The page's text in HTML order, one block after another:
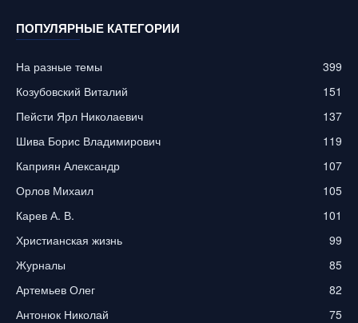
ПОПУЛЯРНЫЕ КАТЕГОРИИ
На разные темы
399
Козубовский Виталий
151
Пейсти Ярл Николаевич
137
Шива Борис Владимирович
119
Каприян Александр
107
Орлов Михаил
105
Карев А. В.
101
Христианская жизнь
99
Журналы
85
Артемьев Олег
82
Антонюк Николай
75